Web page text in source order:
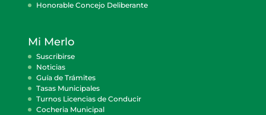
Honorable Concejo Deliberante
Mi Merlo
Suscribirse
Noticias
Guía de Trámites
Tasas Municipales
Turnos Licencias de Conducir
Cocheria Municipal